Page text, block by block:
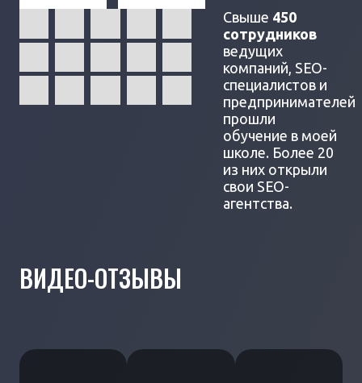
Свыше 450
сотрудников
ведущих
компаний, SEO-
специалистов и
предпринимателей
прошли
обучение в моей
школе. Более 20
из них открыли
свои SEO-
агентства.
ВИДЕО-ОТЗЫВЫ